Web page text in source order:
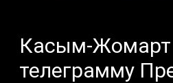
Касым-Жомарт
телеграмму